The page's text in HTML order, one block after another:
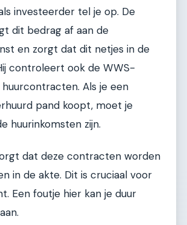
investeerder tel je op. De
dit bedrag af aan de
en zorgt dat dit netjes in de
controleert ook de WWS-
Als je een
pand koopt, moet je
huurinkomsten zijn.
dat deze contracten worden
in de akte. Dit is cruciaal voor
Een foutje hier kan je duur